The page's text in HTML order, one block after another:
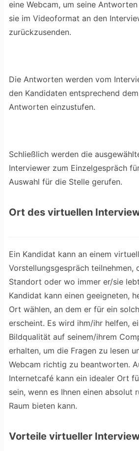
eine Webcam, um seine
sie im Videoformat an den
zurückzusenden.
Die Antworten werden vom
den Kandidaten entsprechend
Antworten einzustufen.
Schließlich werden die
Interviewer zum Einzelgespräch
Auswahl für die Stelle gerufen.
Ort des virtuellen
Ein Kandidat kann an einem
Vorstellungsgespräch teilnehmen,
Standort oder wo immer er/sie
Kandidat kann einen geeigneten,
Ort wählen, an dem er für ein
erscheint. Es wird ihm/ihr helfen,
Bildqualität auf seinem/ihrem
erhalten, um die Fragen zu lesen
Webcam richtig zu beantworten.
Internetcafé kann ein idealer Ort
sein, wenn es Ihnen einen absolut
Raum bieten kann.
Vorteile virtueller